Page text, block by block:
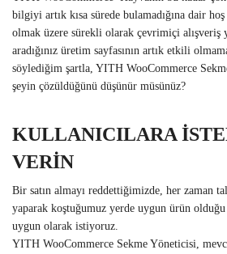
bilgiyi artık kısa sürede bulamadığına dair
olmak üzere sürekli olarak çevrimiçi alışveriş
aradığınız üretim sayfasının artık etkili
söylediğim şartla, YITH WooCommerce
şeyin çözüldüğünü düşünür müsünüz?
KULLANICILARA
VERİN
Bir satın almayı reddettiğimizde, her zaman
yaparak koştuğumuz yerde uygun ürün
uygun olarak istiyoruz.
YITH WooCommerce Sekme Yöneticisi,